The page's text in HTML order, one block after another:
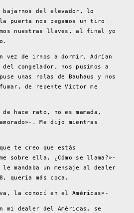
bajarnos del elevador, lo
puerta nos pegamos un tiro
nuestras llaves, al final yo
vez de irnos a dormir, Adrían
del congelador, nos pusimos a
unas rolas de Bauhaus y nos
de repente Víctor me
hace rato, no es mamada,
. Me dijo mientras
te creo que estás
sobre ella, ¿Cómo se llama?»-
mandaba un mensaje al dealer
quería más coca.
la conocí en el Américas»-
mi dealer del Américas, se